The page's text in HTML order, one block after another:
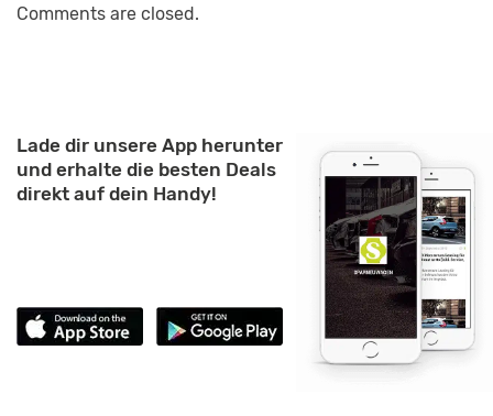
Comments are closed.
Lade dir unsere App herunter
und erhalte die besten Deals
direkt auf dein Handy!